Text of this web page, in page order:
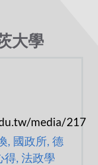
大學
media/217
, 國政所, 德
得, 法政學